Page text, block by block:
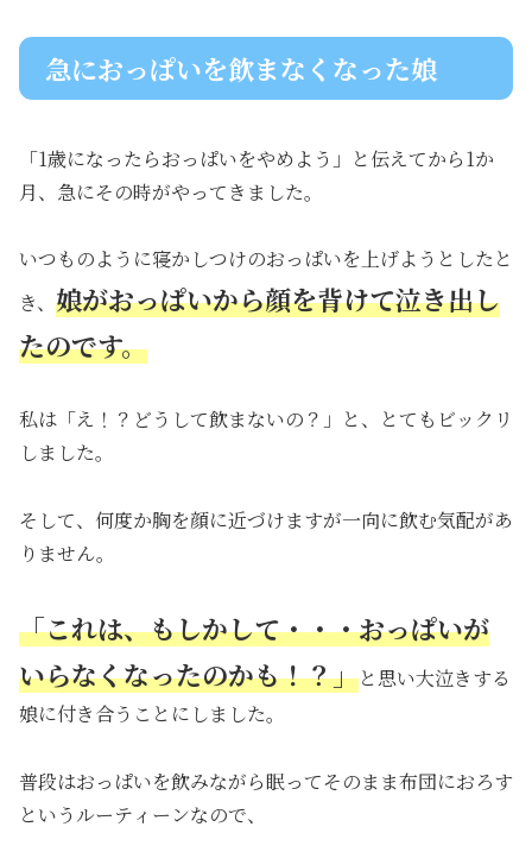
急におっぱいを飲まなくなった娘
「1歳になったらおっぱいをやめよう」と伝えてから1か
月、急にその時がやってきました。
いつものように寝かしつけのおっぱいを上げようとしたと
き、 娘がおっぱいから顔を背けて泣き出し
たのです。
私は「え！？どうして飲まないの？」と、とてもビックリ
しました。
そして、何度か胸を顔に近づけますが一向に飲む気配があ
りません。
「これは、もしかして・・・おっぱいが
いらなくなったのかも！？」と思い大泣きする
娘に付き合うことにしました。
普段はおっぱいを飲みながら眠ってそのまま布団におろす
というルーティーンなので、